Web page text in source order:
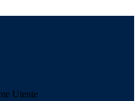
Utente